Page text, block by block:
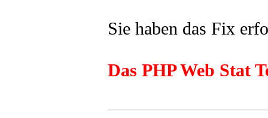
Sie haben das Fix
Das PHP Web Stat